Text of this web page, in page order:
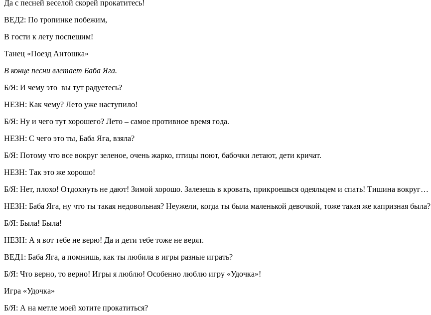
Да с песней веселой скорей прокатитесь!
ВЕД2: По тропинке побежим,
В гости к лету поспешим!
Танец «Поезд Антошка»
В конце песни влетает Баба Яга.
Б/Я: И чему это вы тут радуетесь?
НЕЗН: Как чему? Лето уже наступило!
Б/Я: Ну и чего тут хорошего? Лето – самое противное время года.
НЕЗН: С чего это ты, Баба Яга, взяла?
Б/Я: Потому что все вокруг зеленое, очень жарко, птицы поют, бабочки летают, дети кричат.
НЕЗН: Так это же хорошо!
Б/Я: Нет, плохо! Отдохнуть не дают! Зимой хорошо. Залезешь в кровать, прикроешься одеяльцем и спать! Тишина вокруг…
НЕЗН: Баба Яга, ну что ты такая недовольная? Неужели, когда ты была маленькой девочкой, тоже такая же капризная была?
Б/Я: Была! Была!
НЕЗН: А я вот тебе не верю! Да и дети тебе тоже не верят.
ВЕД1: Баба Яга, а помнишь, как ты любила в игры разные играть?
Б/Я: Что верно, то верно! Игры я люблю! Особенно люблю игру «Удочка»!
Игра «Удочка»
Б/Я: А на метле моей хотите прокатиться?